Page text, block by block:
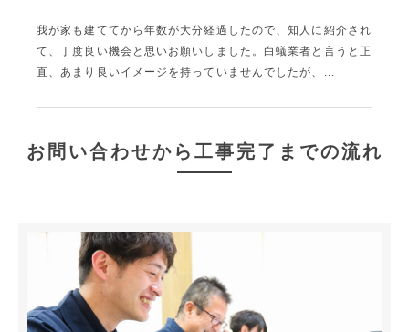
我が家も建ててから年数が大分経過したので、知人に紹介され
て、丁度良い機会と思いお願いしました。白蟻業者と言うと正
直、あまり良いイメージを持っていませんでしたが、...
お問い合わせから工事完了までの流れ